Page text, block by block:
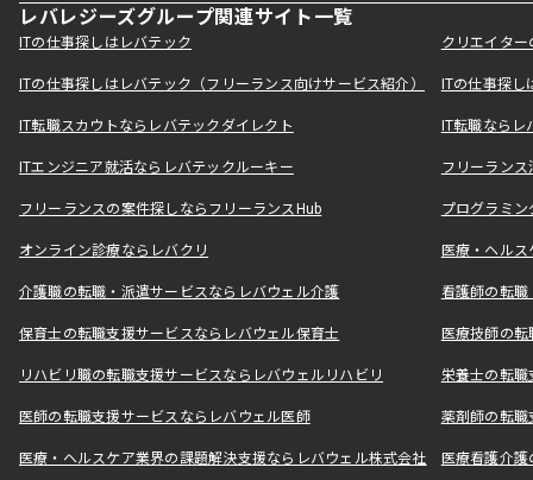
レバレジーズグループ関連サイト一覧
ITの仕事探しはレバテック クリエイタ
ITの仕事探しはレバテック（フリーランス向けサービス紹介） ITの仕事探
IT転職スカウトならレバテックダイレクト IT転職なら
ITエンジニア就活ならレバテックルーキー フリーラン
フリーランスの案件探しならフリーランスHub プログラミ
オンライン診療ならレバクリ 医療・ヘル
介護職の転職・派遣サービスならレバウェル介護 看護師の転
保育士の転職支援サービスならレバウェル保育士 医療技師の
リハビリ職の転職支援サービスならレバウェルリハビリ 栄養士の転
医師の転職支援サービスならレバウェル医師 薬剤師の転
医療・ヘルスケア業界の課題解決支援ならレバウェル株式会社 医療看護介